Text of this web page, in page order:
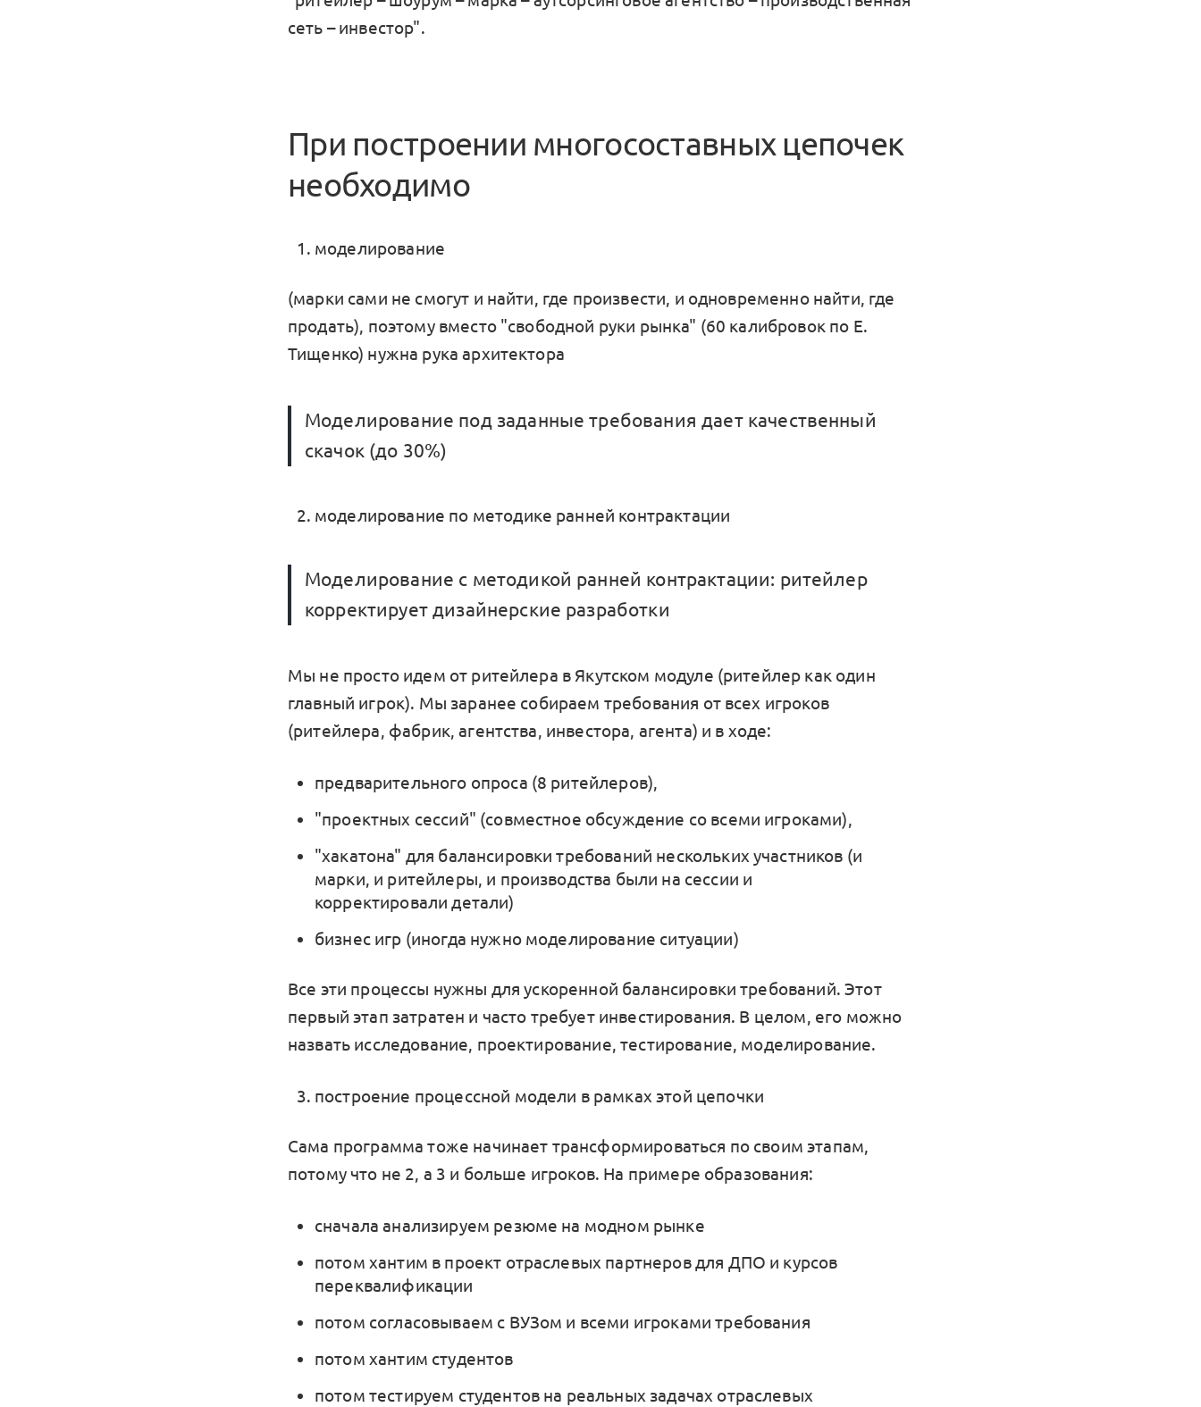
сеть – инвестор".
При построении многосоставных цепочек
необходимо
моделирование
(марки сами не смогут и найти, где произвести, и одновременно найти, где
продать), поэтому вместо "свободной руки рынка" (60 калибровок по Е.
Тищенко) нужна рука архитектора
Моделирование под заданные требования дает качественный
скачок (до 30%)
моделирование по методике ранней контрактации
Моделирование с методикой ранней контрактации: ритейлер
корректирует дизайнерские разработки
Мы не просто идем от ритейлера в Якутском модуле (ритейлер как один
главный игрок). Мы заранее собираем требования от всех игроков
(ритейлера, фабрик, агентства, инвестора, агента) и в ходе:
предварительного опроса (8 ритейлеров),
"проектных сессий" (совместное обсуждение со всеми игроками),
"хакатона" для балансировки требований нескольких участников (и
марки, и ритейлеры, и производства были на сессии и
корректировали детали)
бизнес игр (иногда нужно моделирование ситуации)
Все эти процессы нужны для ускоренной балансировки требований. Этот
первый этап затратен и часто требует инвестирования. В целом, его можно
назвать исследование, проектирование, тестирование, моделирование.
построение процессной модели в рамках этой цепочки
Сама программа тоже начинает трансформироваться по своим этапам,
потому что не 2, а 3 и больше игроков. На примере образования:
cначала анализируем резюме на модном рынке
потом хантим в проект отраслевых партнеров для ДПО и курсов
переквалификации
потом согласовываем с ВУЗом и всеми игроками требования
потом хантим студентов
потом тестируем студентов на реальных задачах отраслевых